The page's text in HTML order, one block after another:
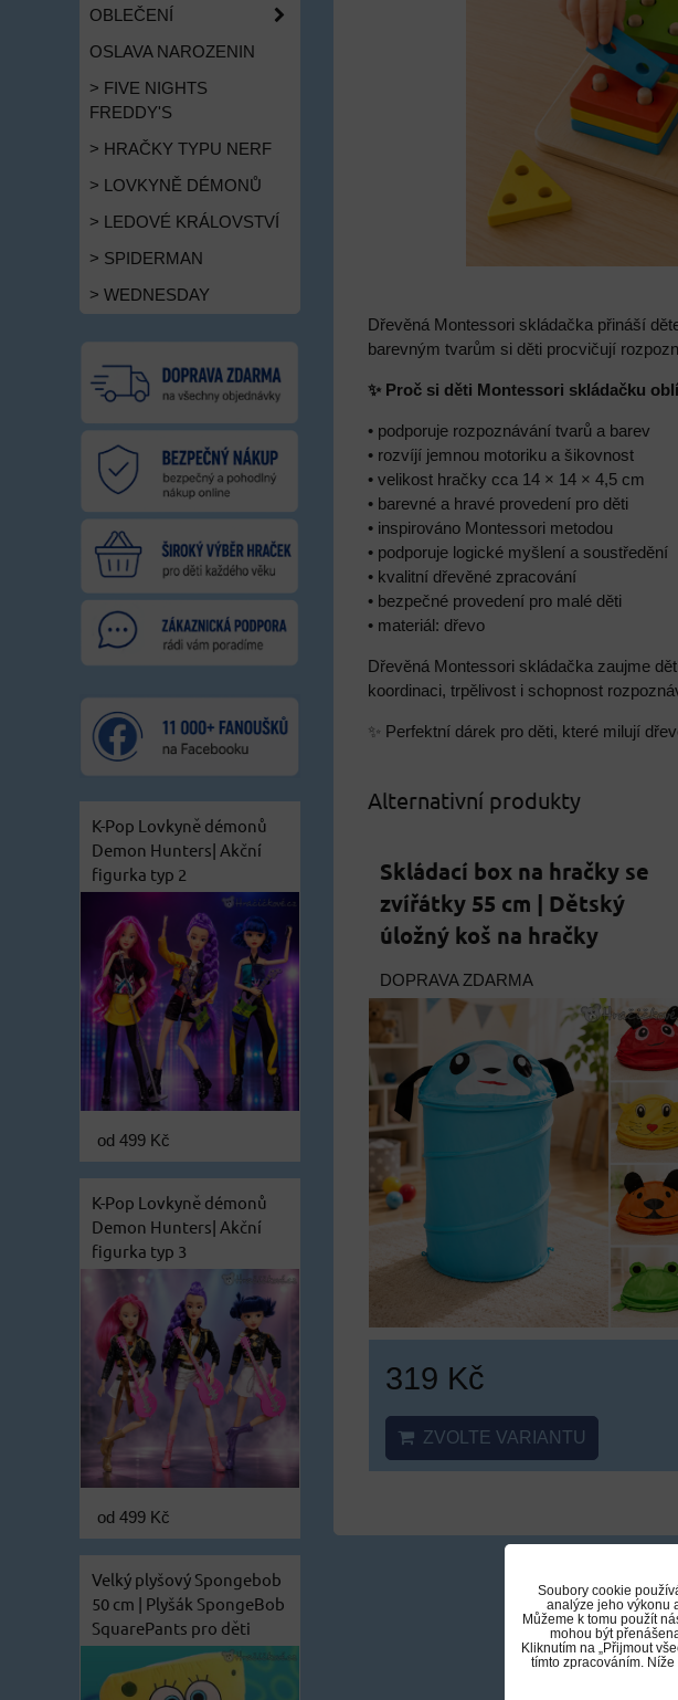
Dřevěná Montessori skládačka přináší
barevným tvarům si děti procvičují
✨ Proč si děti Montessori skládačku
• podporuje rozpoznávání tvarů a barev
• rozvíjí jemnou motoriku a šikovnost
• velikost hračky cca 14 × 14 × 4,5 cm
• barevné a hravé provedení pro děti
• inspirováno Montessori metodou
• podporuje logické myšlení a soustředění
• kvalitní dřevěné zpracování
• bezpečné provedení pro malé děti
• materiál: dřevo
Dřevěná Montessori skládačka zaujme
koordinaci, trpělivost i schopnost
✨ Perfektní dárek pro děti, které milují
Alternativní produkty
Skládací box na hračky se
zvířátky 55 cm | Dětský
úložný koš na hračky
DOPRAVA ZDARMA
319 Kč
ZVOLTE VARIANTU
OBLEČENÍ
OSLAVA NAROZENIN
> FIVE NIGHTS
FREDDY'S
> HRAČKY TYPU NERF
> LOVKYNĚ DÉMONŮ
> LEDOVÉ KRÁLOVSTVÍ
> SPIDERMAN
> WEDNESDAY
K-Pop Lovkyně démonů
Demon Hunters| Akční
figurka typ 2
od 499 Kč
K-Pop Lovkyně démonů
Demon Hunters| Akční
figurka typ 3
od 499 Kč
Velký plyšový Spongebob
50 cm | Plyšák SpongeBob
SquarePants pro děti
Soubory cookie
analýze jeho výkonu
Můžeme k tomu použít
mohou být
Kliknutím na „Přijmout
tímto zpracováním.